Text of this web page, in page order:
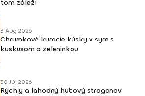
tom záleží
3 Aug 2026
Chrumkavé kuracie kúsky v syre s
kuskusom a zeleninkou
30 Júl 2026
Rýchly a lahodný hubový stroganov